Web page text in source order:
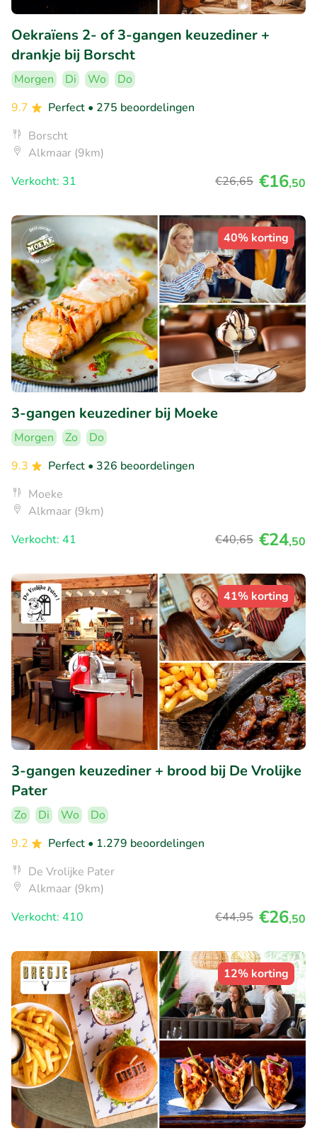
Oekraïens 2- of 3-gangen keuzediner +
drankje bij Borscht
Morgen Di Wo
Do
9.7
Perfect • 275 beoordelingen
Borscht
Alkmaar (9km)
Verkocht: 31
€26,65 €16,50
40% korting
3-gangen keuzediner bij Moeke
Morgen Zo
Do
9.3
Perfect • 326 beoordelingen
Moeke
Alkmaar (9km)
Verkocht: 41
€40,65 €24,50
41% korting
3-gangen keuzediner + brood bij De Vrolijke
Pater
Zo Di Wo
Do
9.2
Perfect • 1.279 beoordelingen
De Vrolijke Pater
Alkmaar (9km)
Verkocht: 410
€44,95 €26,50
12% korting